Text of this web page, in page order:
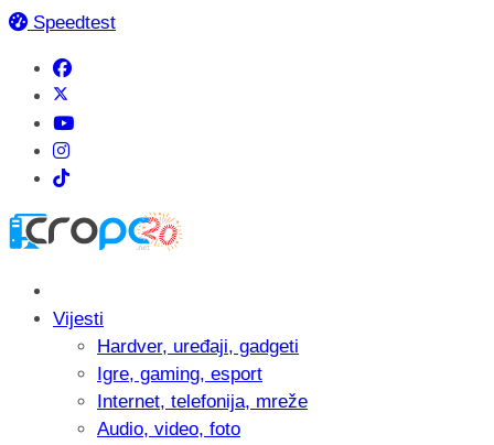
Speedtest
Vijesti
Hardver, uređaji, gadgeti
Igre, gaming, esport
Internet, telefonija, mreže
Audio, video, foto